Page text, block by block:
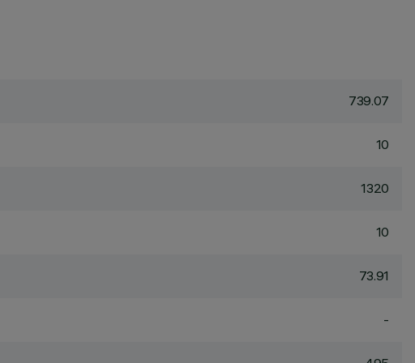
739.07
10
1320
10
73.91
-